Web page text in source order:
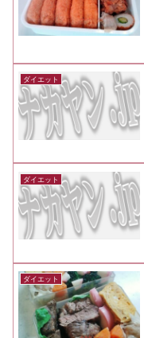
ダイエット
ダイエット
ダイエット